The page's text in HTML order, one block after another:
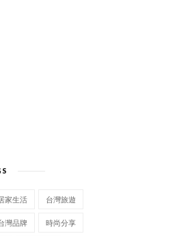
家生活 台灣旅遊
灣品牌 時尚分享